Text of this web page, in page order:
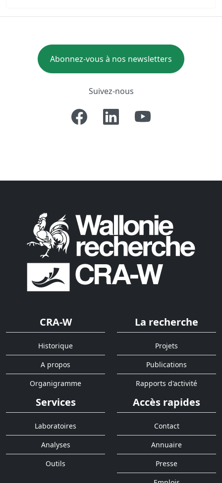
Abonnez-vous à nos newsletters
Suivez-nous
CRA-W
Historique
A propos
Organigramme
La recherche
Projets
Publications
Rapports d'activité
Services
Laboratoires
Analyses
Outils
Accès rapides
Contact
Annuaire
Presse